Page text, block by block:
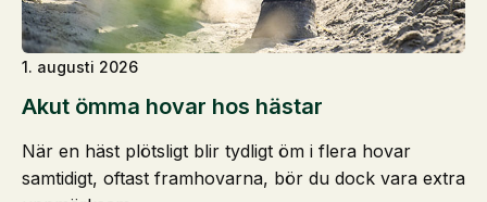
Akut ömma hovar hos hästar
1. augusti 2026
När en häst plötsligt blir tydligt öm i flera hovar
samtidigt, oftast framhovarna, bör du dock vara extra